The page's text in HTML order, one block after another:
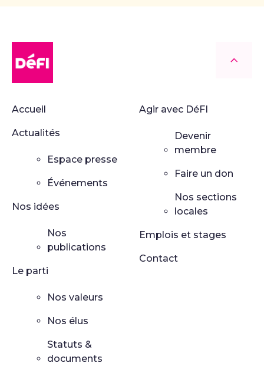
Accueil
Actualités
Espace presse
Événements
Nos idées
Nos
publications
Le parti
Nos valeurs
Nos élus
Statuts &
documents
Agir avec DéFI
Devenir
membre
Faire un don
Nos sections
locales
Emplois et stages
Contact